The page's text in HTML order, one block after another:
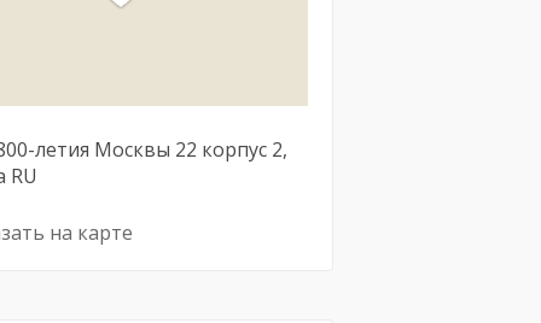
летия Москвы 22 корпус 2
RU
на карте